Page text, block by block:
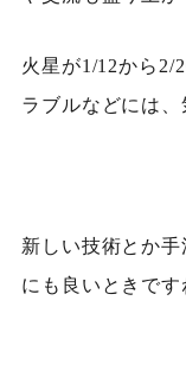
火星が1/12から2/
ラブルなどには、
新しい技術とか
にも良いときです